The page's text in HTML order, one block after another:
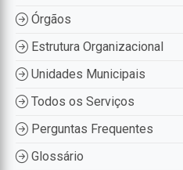
Órgãos
Estrutura Organizacional
Unidades Municipais
Todos os Serviços
Perguntas Frequentes
Glossário